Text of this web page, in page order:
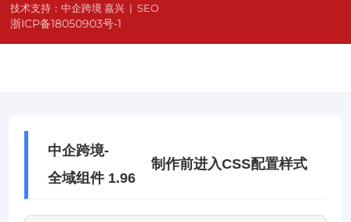
技术支持：中企跨境 嘉兴 |SEO
浙ICP备18050903号-1
中企跨境-
全域组件 1.96
制作前进入CSS配置样式